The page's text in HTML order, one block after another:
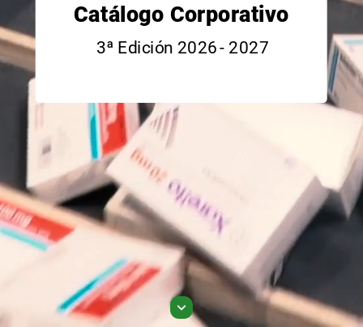
Catálogo Corporativo
3ª Edición 2026- 2027